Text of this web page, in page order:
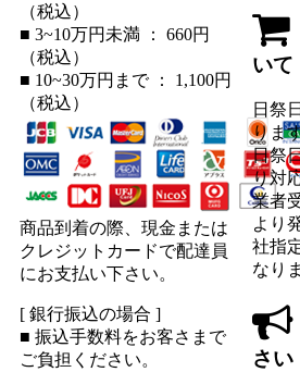
（税込）
■ 3~10万円未満 ： 660円
（税込）
■ 10~30万円まで ： 1,100円
（税込）
商品到着の際、現金または
クレジットカードで配達員
にお支払い下さい。
[ 銀行振込の場合 ]
■ 振込手数料をお客さまで
ご負担ください。
いて
日祭
りま
日祭
り対
業者
より
社指
なり
さい